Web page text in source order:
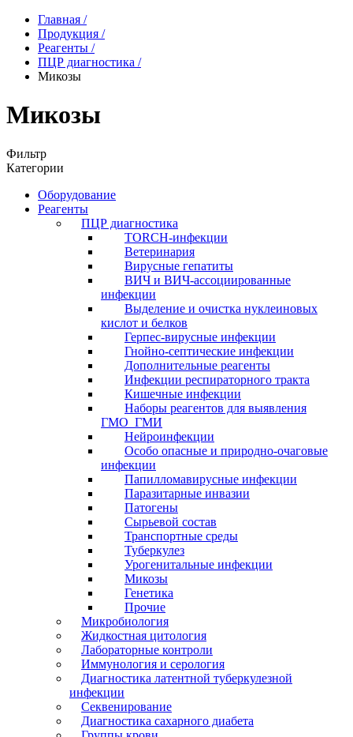
Главная /
Продукция /
Реагенты /
ПЦР диагностика /
Микозы
Микозы
Фильтр
Категории
Оборудование
Реагенты
ПЦР диагностика
TORCH-инфекции
Ветеринария
Вирусные гепатиты
ВИЧ и ВИЧ-ассоциированные
инфекции
Выделение и очистка нуклеиновых
кислот и белков
Герпес-вирусные инфекции
Гнойно-септические инфекции
Дополнительные реагенты
Инфекции респираторного тракта
Кишечные инфекции
Наборы реагентов для выявления
ГМО_ГМИ
Нейроинфекции
Особо опасные и природно-очаговые
инфекции
Папилломавирусные инфекции
Паразитарные инвазии
Патогены
Сырьевой состав
Транспортные среды
Туберкулез
Урогенитальные инфекции
Микозы
Генетика
Прочие
Микробиология
Жидкостная цитология
Лабораторные контроли
Иммунология и серология
Диагностика латентной туберкулезной
инфекции
Секвенирование
Диагностика сахарного диабета